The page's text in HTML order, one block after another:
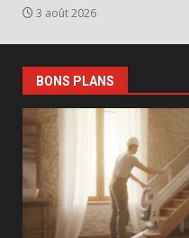
3 août 2026
BONS PLANS